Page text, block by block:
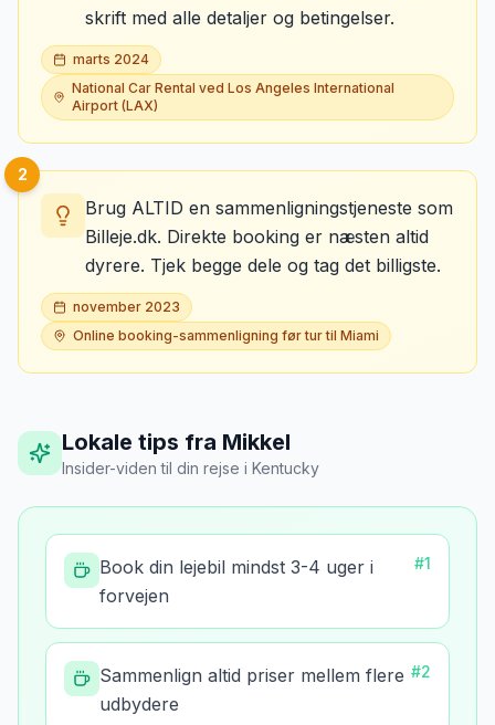
skrift med alle detaljer og betingelser.
marts 2024
National Car Rental ved Los Angeles International
Airport (LAX)
2
Brug ALTID en sammenligningstjeneste som
Billeje.dk. Direkte booking er næsten altid
dyrere. Tjek begge dele og tag det billigste.
november 2023
Online booking-sammenligning før tur til Miami
Lokale tips fra Mikkel
Insider-viden til din rejse i Kentucky
Book din lejebil mindst 3-4 uger i
forvejen
#1
Sammenlign altid priser mellem flere
udbydere
#2